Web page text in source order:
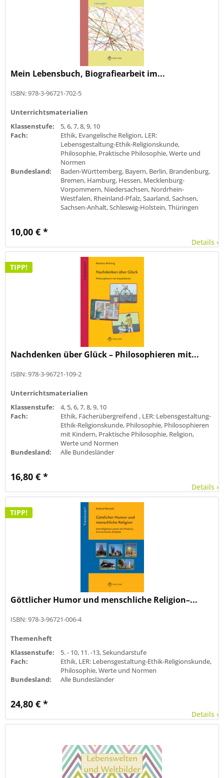
Mein Lebensbuch, Biografiearbeit im...
ISBN: 978-3-96721-702-5
Unterrichtsmaterialien
Klassenstufe:
5, 6, 7, 8, 9, 10
Fach:
Ethik, Evangelische Religion, LER:
Lebensgestaltung-Ethik-Religionskunde,
Philosophie, Praktische Philosophie, Werte und
Normen
Bundesland:
Baden-Württemberg, Bayern, Berlin, Brandenburg,
Bremen, Hamburg, Hessen, Mecklenburg-
Vorpommern, Niedersachsen, Nordrhein-
Westfalen, Rheinland-Pfalz, Saarland, Sachsen,
Sachsen-Anhalt, Schleswig-Holstein, Thüringen
10,00 € *
Details ›
TIPP!
Nachdenken über Glück – Philosophieren mit...
ISBN: 978-3-96721-109-2
Unterrichtsmaterialien
Klassenstufe:
4, 5, 6, 7, 8, 9, 10
Fach:
Ethik, Fächerübergreifend , LER: Lebensgestaltung-
Ethik-Religionskunde, Philosophie, Philosophieren
mit Kindern, Praktische Philosophie, Religion,
Werte und Normen
Bundesland:
Alle Bundesländer
16,80 € *
Details ›
TIPP!
Göttlicher Humor und menschliche Religion–...
ISBN: 978-3-96721-006-4
Themenheft
Klassenstufe:
5. - 10, 11. -13, Sekundarstufe
Fach:
Ethik, LER: Lebensgestaltung-Ethik-Religionskunde,
Philosophie, Werte und Normen
Bundesland:
Alle Bundesländer
24,80 € *
Details ›